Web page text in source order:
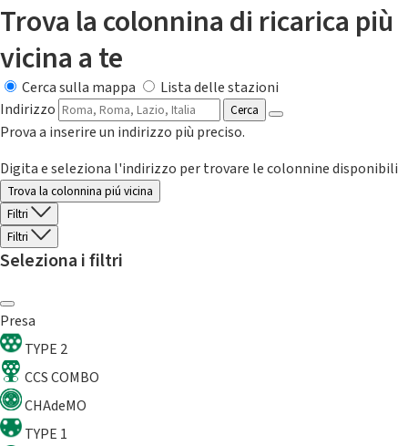
Trova la colonnina di ricarica più
vicina a te
Cerca sulla mappa
Lista delle stazioni
Indirizzo
Cerca
Prova a inserire un indirizzo più preciso.
Digita e seleziona l'indirizzo per trovare le colonnine disponibili
Trova la colonnina piú vicina
Filtri
Filtri
Seleziona i filtri
Presa
TYPE 2
CCS COMBO
CHAdeMO
TYPE 1